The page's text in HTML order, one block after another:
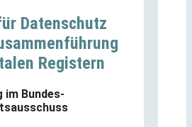
Datenschutz
Registern
im Bundes-